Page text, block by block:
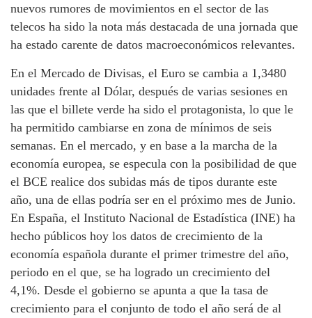
nuevos rumores de movimientos en el sector de las
telecos ha sido la nota más destacada de una jornada que
ha estado carente de datos macroeconómicos relevantes.
En el Mercado de Divisas, el Euro se cambia a 1,3480
unidades frente al Dólar, después de varias sesiones en
las que el billete verde ha sido el protagonista, lo que le
ha permitido cambiarse en zona de mínimos de seis
semanas. En el mercado, y en base a la marcha de la
economía europea, se especula con la posibilidad de que
el BCE realice dos subidas más de tipos durante este
año, una de ellas podría ser en el próximo mes de Junio.
En España, el Instituto Nacional de Estadística (INE) ha
hecho públicos hoy los datos de crecimiento de la
economía española durante el primer trimestre del año,
periodo en el que, se ha logrado un crecimiento del
4,1%. Desde el gobierno se apunta a que la tasa de
crecimiento para el conjunto de todo el año será de al